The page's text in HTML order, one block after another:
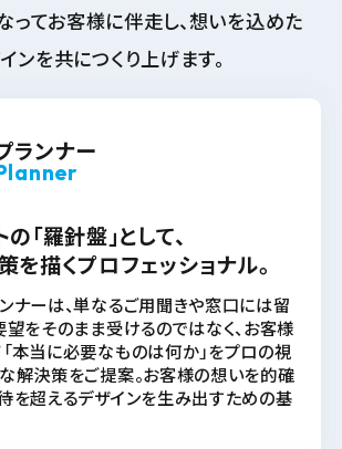
ってお客様に伴走し、想いを込めた
ンを共につくり上げます。
ランナー
「羅針盤」として、
描くプロフェッショナル。
ナーは、単なるご用聞きや窓口には留
望をそのまま受けるのではなく、お客様
本当に必要なものは何か」をプロの視
解決策をご提案。お客様の想いを的確
を超えるデザインを生み出すための基